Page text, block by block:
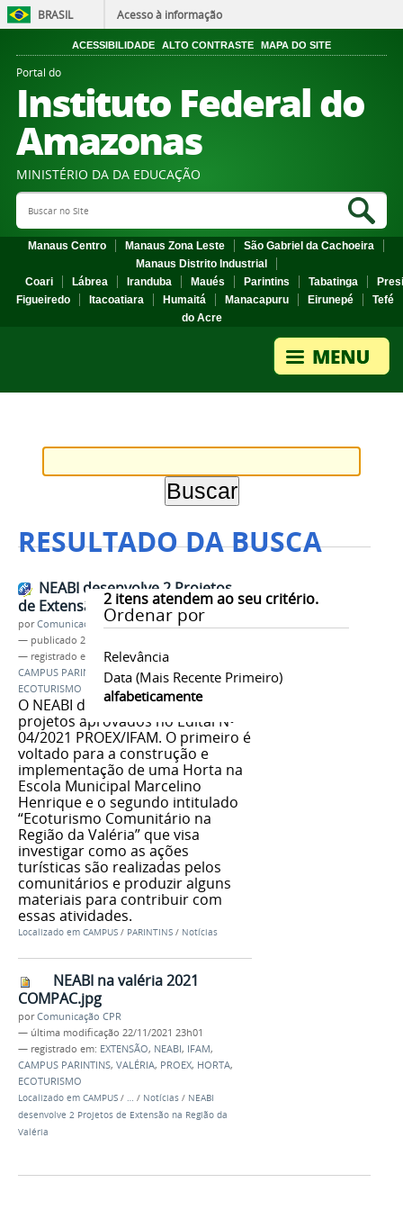
BRASIL Acesso à informação
ACESSIBILIDADE ALTO CONTRASTE MAPA DO SITE
Portal do
Instituto Federal do
Amazonas
MINISTÉRIO DA DA EDUCAÇÃO
Search Site
Manaus Centro Manaus Zona Leste
São Gabriel da Cachoeira
Manaus Distrito Industrial
Coari
Lábrea Iranduba Maués Parintins Tabatinga
Figueiredo
Itacoatiara Humaitá Manacapuru Eirunepé
Tefé
do Acre
RESULTADO DA BUSCA
2itens atendem ao seu critério.
Ordenar por
Relevância
Data (mais Recente Primeiro)
alfabeticamente
NEABI desenvolve 2 Projetos
de Extensão na Região da Valéria
porComunicação CPR
— publicado 22/11/2021
— registrado em:
EXTENSÃO,NEABI
CAMPUS PARINTINS, VALÉRIA PROEX HORTA,
ECOTURISMO
O NEABI do campus teve dois
projetos aprovados no Edital N•
04/2021 PROEX/IFAM. O primeiro é
voltado para a construção e
implementação de uma Horta na
Escola Municipal Marcelino
Henrique e o segundo intitulado
“Ecoturismo Comunitário na
Região da Valéria” que visa
investigar como as ações
turísticas são realizadas pelos
comunitários e produzir alguns
materiais para contribuir com
essas atividades.
Localizado em CAMPUS / PARINTINS / Notícias
NEABI na valéria 2021
COMPAC.jpg
porComunicação CPR
— última modificação 22/11/2021 23h01
— registrado em: EXTENSÃO, NEABI, IFAM,
CAMPUS PARINTINS, VALÉRIA, PROEX, HORTA,
ECOTURISMO
Localizado em CAMPUS / / Notícias / NEABI
desenvolve 2 Projetos de Extensão na Região da
Valéria